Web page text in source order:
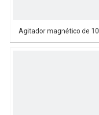
Agitador magnético de 10
canales MS-M-S10